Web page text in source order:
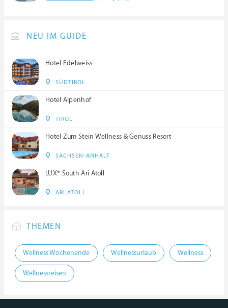
NEU IM GUIDE
Hotel Edelweiss
SÜDTIROL
Hotel Alpenhof
TIROL
Hotel Zum Stein Wellness & Genuss Resort
SACHSEN-ANHALT
LUX* South Ari Atoll
ARI ATOLL
THEMEN
Wellness Wochenende Wellnessurlaub Wellness
Wellnessreisen